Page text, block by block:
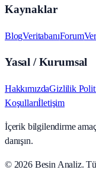
Kaynaklar
BlogVeritabanıForum
Yasal / Kurumsal
HakkımızdaGizlilik
Koşullarıİletişim
İçerik bilgilendirme
danışın.
© 2026 Besin Analiz.